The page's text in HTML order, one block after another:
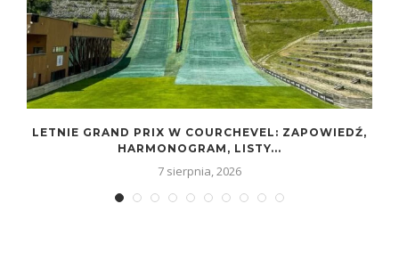
LETNIE GRAND PRIX W COURCHEVEL: ZAPOWIEDŹ,
HARMONOGRAM, LISTY...
7 sierpnia, 2026